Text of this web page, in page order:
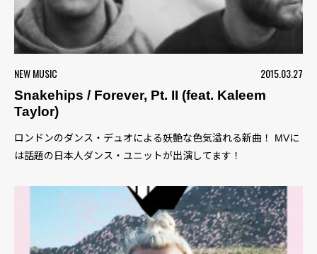
NEW MUSIC
2015.03.27
Snakehips / Forever, Pt. II (feat. Kaleem
Taylor)
ロンドンのダンス・デュオによる妖艶な色気溢れる新曲！ MVに
は話題の日本人ダンス・ユニットが出演してます！